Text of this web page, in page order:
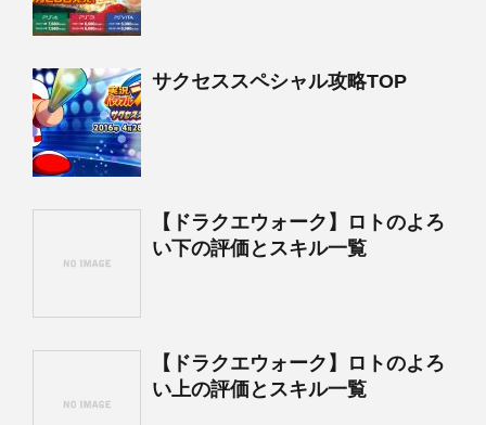
サクセススペシャル攻略TOP
【ドラクエウォーク】ロトのよろ
い下の評価とスキル一覧
【ドラクエウォーク】ロトのよろ
い上の評価とスキル一覧